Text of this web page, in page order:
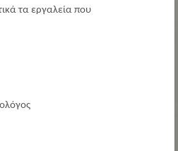
τα εργαλεία που